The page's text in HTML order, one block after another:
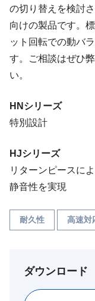
の切り替えを検討
向けの製品です。
ット回転での動バ
す。ご相談はぜひ
い。
HNシリーズ
特別設計
HJシリーズ
リターンピースに
静音性を実現
耐久性 高速対
ダウンロード